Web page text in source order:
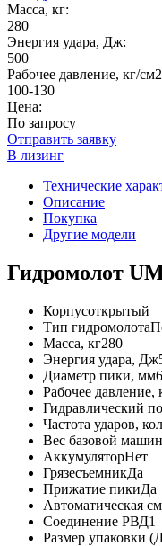
Масса, кг:
280
Энергия удара, Дж:
500
Рабочее давление, кг/
100-130
Цена:
По запросу
Отправить заявку
В лизинг
Технические
Описание
Покупка
Другие модели
Гидромолот
Корпусоткрытый
Тип гидромолота
Масса, кг280
Энергия удара, Дж
Диаметр пики, мм
Рабочее давление,
Гидравлический
Частота ударов,
Вес базовой
АккумуляторНет
ГрязесъемникДа
Прижатие пикиДа
Автоматическая
Соединение РВД1
Размер